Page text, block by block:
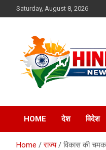
to
Saturday, August 8, 2026
Service
HOME देश विदेश
Home राज्य विकास की